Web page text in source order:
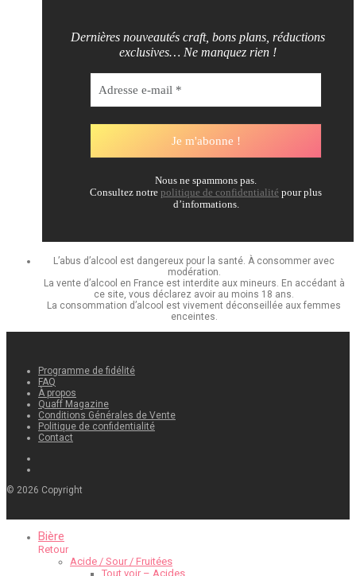
Dernières nouveautés craft, bons plans, réductions
exclusives… Ne manquez rien !
Nous ne spammons pas.
Consultez notre politique de confidentialité pour plus
d’informations.
L’abus d’alcool est dangereux pour la santé. À consommer avec
modération.
La vente d’alcool en France est interdite aux mineurs. En accédant à
ce site, vous déclarez avoir au moins 18 ans.
La consommation d’alcool est vivement déconseillée aux femmes
enceintes.
Programme de fidélité
FAQ
À propos
Quaff Magazine
Conditions Générales de Vente
Politique de confidentialité
Contact
© 2026 Copyright
Bière
Retour
Acide / Sour / Fruitées
Tout voir – Acides